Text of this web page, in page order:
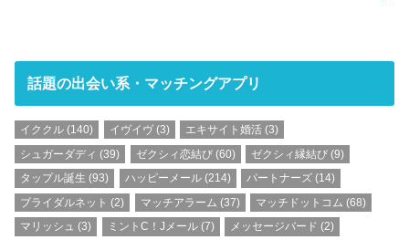
話題の出会い系・マッチングアプリ
イククル (140) イヴイヴ(3) エキサイト婚活(3)
シュガーダディ (39) ゼクシィ恋結び(60) ゼクシィ縁結び(9)
タップル誕生 (93) ハッピーメール(214) パートナーズ(14)
ブライダルネット (2) マッチアラーム (37) マッチドットコム (68)
マリッシュ (3) ミントC！Jメール(7) メッセージバード (2)